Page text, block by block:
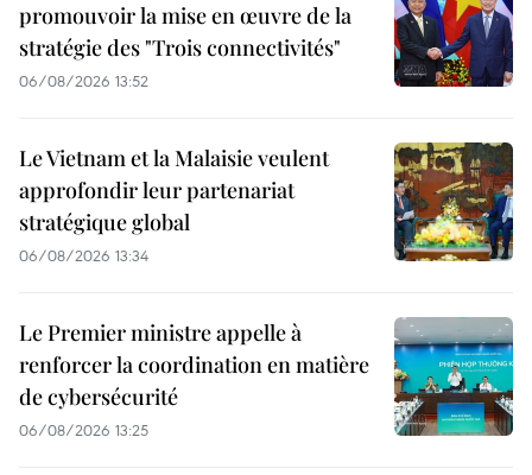
promouvoir la mise en œuvre de la
stratégie des "Trois connectivités"
06/08/2026 13:52
Le Vietnam et la Malaisie veulent
approfondir leur partenariat
stratégique global
06/08/2026 13:34
Le Premier ministre appelle à
renforcer la coordination en matière
de cybersécurité
06/08/2026 13:25